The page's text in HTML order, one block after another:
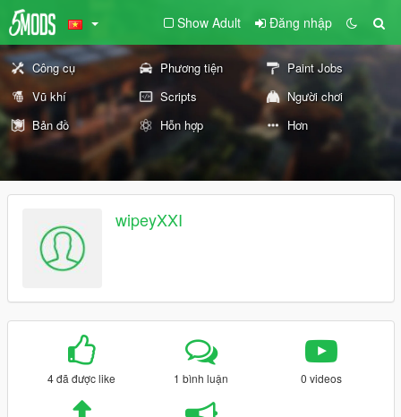
Show Adult Đăng nhập
Công cụ Phương tiện
Paint Jobs
Vũ khí
Scripts
Người chơi
Bản đồ
Hỗn hợp Hơn
wipeyXXI
4 đã được like 1 bình luận 0 videos